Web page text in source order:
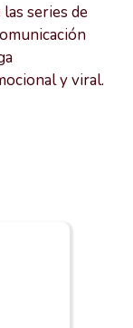
series de
y viral.